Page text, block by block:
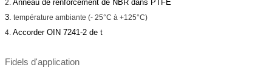
2. Anneau de renforcement de NBR dans PTFE
3. température ambiante (- 25°C à +125°C)
4. Accorder OIN 7241-2 de t
Fidels d'application